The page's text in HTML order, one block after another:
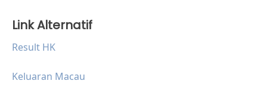
Link Alternatif
Result HK
Keluaran Macau